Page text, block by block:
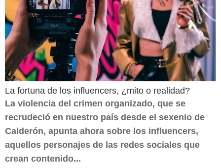
La fortuna de los influencers, ¿mito o realidad?
La violencia del crimen organizado, que se
recrudeció en nuestro país desde el sexenio de
Calderón, apunta ahora sobre los influencers,
aquellos personajes de las redes sociales que
crean contenido...